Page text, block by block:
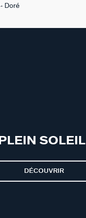
Doré
PLEIN SOLEIL
DÉCOUVRIR